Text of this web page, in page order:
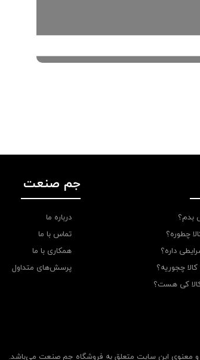
بدم؟
چطوره؟
داره؟
چجوریه؟
کی هست؟
و معنوی این سایت متعلق به فروشگاه جم صنعت می‌باشد.
جم صنعت
درباره ما
تماس با ما
همکاری با ما
پرسش‌های متداول